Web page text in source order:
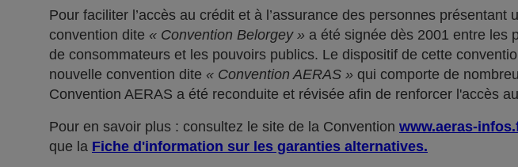
Pour faciliter l’accès au crédit et à l’assurance des personnes
convention dite « Convention Belorgey » a été signée dès 2001 entre les
de consommateurs et les pouvoirs publics. Le dispositif de cette
nouvelle convention dite « Convention AERAS » qui comporte de
Convention AERAS a été reconduite et révisée afin de renforcer l'accès
Pour en savoir plus : consultez le site de la Convention www.aeras-
que la Fiche d'information sur les garanties alternatives.